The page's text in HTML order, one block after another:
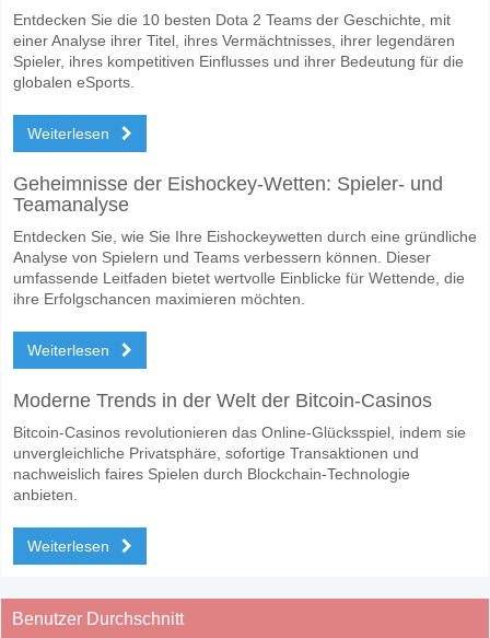
Entdecken Sie die 10 besten Dota 2 Teams der Geschichte, mit
einer Analyse ihrer Titel, ihres Vermächtnisses, ihrer legendären
Spieler, ihres kompetitiven Einflusses und ihrer Bedeutung für die
globalen eSports.
Weiterlesen
Geheimnisse der Eishockey-Wetten: Spieler- und
Teamanalyse
Entdecken Sie, wie Sie Ihre Eishockeywetten durch eine gründliche
Analyse von Spielern und Teams verbessern können. Dieser
umfassende Leitfaden bietet wertvolle Einblicke für Wettende, die
ihre Erfolgschancen maximieren möchten.
Weiterlesen
Moderne Trends in der Welt der Bitcoin-Casinos
Bitcoin-Casinos revolutionieren das Online-Glücksspiel, indem sie
unvergleichliche Privatsphäre, sofortige Transaktionen und
nachweislich faires Spielen durch Blockchain-Technologie
anbieten.
Weiterlesen
Benutzer Durchschnitt